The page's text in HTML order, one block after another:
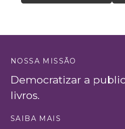
NOSSA MISSÃO
Democratizar a
livros.
SAIBA MAIS